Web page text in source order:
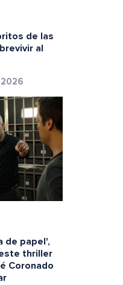
de las
al
de papel',
thriller
Coronado